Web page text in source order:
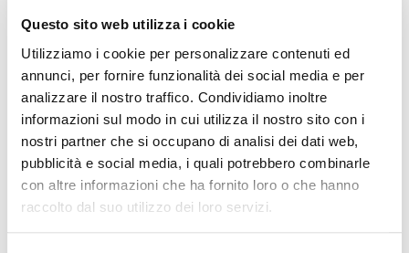
Questo sito web utilizza i cookie
Utilizziamo i cookie per personalizzare contenuti ed
annunci, per fornire funzionalità dei social media e per
analizzare il nostro traffico. Condividiamo inoltre
informazioni sul modo in cui utilizza il nostro sito con i
nostri partner che si occupano di analisi dei dati web,
pubblicità e social media, i quali potrebbero combinarle
con altre informazioni che ha fornito loro o che hanno
raccolto dal suo utilizzo dei loro servizi.
calda tonalità di bianco avoriocon
macchie visibiliche la rendono unica e
piacevole alla vista.
Totalmente personalizzabili,stampa sui memo
adesivi in carta barbabietola la grafica che
vuoi, logo, scritte e immagini. Promuovi la tua